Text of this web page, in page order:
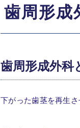
歯周形成
歯周形成外科
下がった歯茎を再生